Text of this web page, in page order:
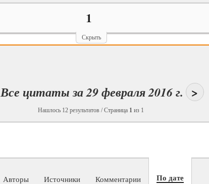
Все цитаты за 29 февраля 2016 г. >
Нашлось 12 результатов / Страница 1из 1
Авторы Источники Комментарии По дате
Скрыть
1